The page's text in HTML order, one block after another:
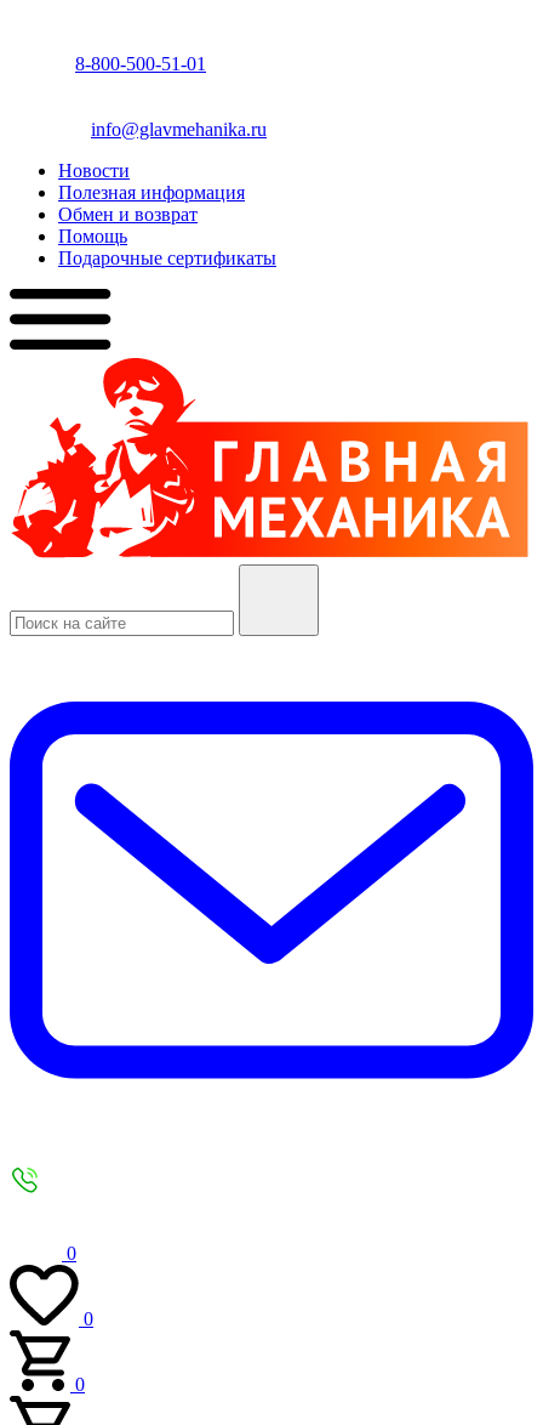
8-800-500-51-01
info@glavmehanika.ru
Новости
Полезная информация
Обмен и возврат
Помощь
Подарочные сертификаты
0
0
0